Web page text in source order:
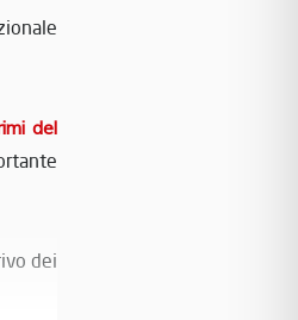
del
dei